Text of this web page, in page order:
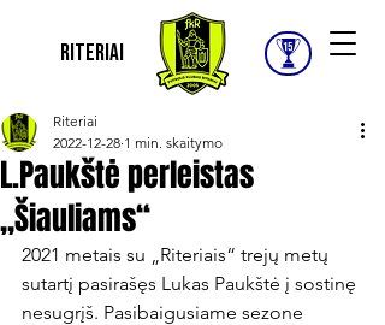
Riteriai
L.Paukštė perleistas
„Šiauliams“
Riteriai
2022-12-28 1 min. skaitymo
2021 metais su „Riteriais“ trejų metų
sutartį pasirašęs Lukas Paukštė į sostinę
nesugrįš. Pasibaigusiame sezone